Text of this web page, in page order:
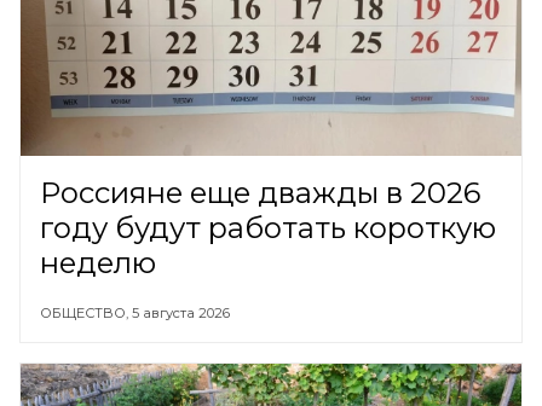
Россияне еще дважды в 2026
году будут работать короткую
неделю
ОБЩЕСТВО, 5 августа 2026